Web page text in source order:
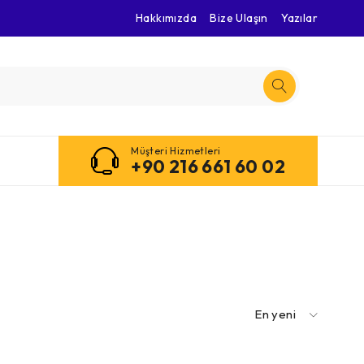
Hakkımızda Bize Ulaşın Yazılar
Müşteri Hizmetleri
+90 216 661 60 02
En yeni